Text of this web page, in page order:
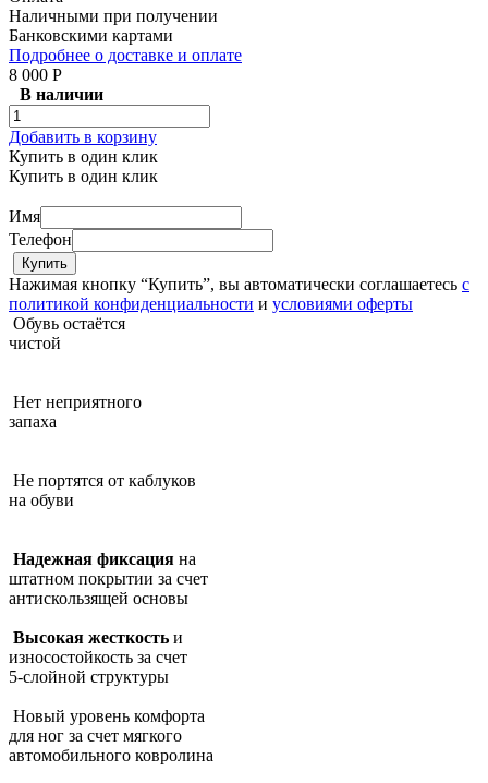
Наличными при получении
Банковскими картами
Подробнее о доставке и оплате
8 000 Р
В наличии
Добавить в корзину
Купить в один клик
Купить в один клик
Имя
Телефон
Нажимая кнопку “Купить”, вы автоматически соглашаетесь с
политикой конфиденциальности и условиями оферты
Обувь остаётся
чистой
Нет неприятного
запаха
Не портятся от каблуков
на обуви
Надежная фиксация на
штатном покрытии за счет
антискользящей основы
Высокая жесткость и
износостойкость за счет
5-слойной структуры
Новый уровень комфорта
для ног за счет мягкого
автомобильного ковролина